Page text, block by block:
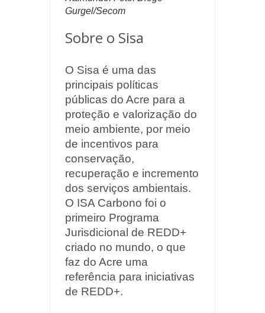
Gurgel/Secom
Sobre o Sisa
O Sisa é uma das
principais políticas
públicas do Acre para a
proteção e valorização do
meio ambiente, por meio
de incentivos para
conservação,
recuperação e incremento
dos serviços ambientais.
O ISA Carbono foi o
primeiro Programa
Jurisdicional de REDD+
criado no mundo, o que
faz do Acre uma
referência para iniciativas
de REDD+.